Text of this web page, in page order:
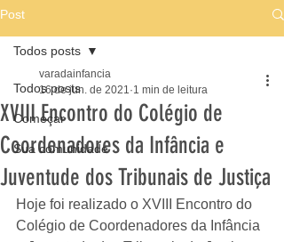
Post
Todos posts
Começar
Sua comunidade
Todos posts
XVIII Encontro do Colégio de
Coordenadores da Infância e
Juventude dos Tribunais de Justiça
varadainfancia
16 de jun. de 2021 1 min de leitura
Hoje foi realizado o XVIII Encontro do
Colégio de Coordenadores da Infância